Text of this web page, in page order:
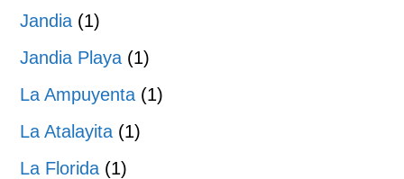
Jandia (1)
Jandia Playa (1)
La Ampuyenta (1)
La Atalayita (1)
La Florida (1)